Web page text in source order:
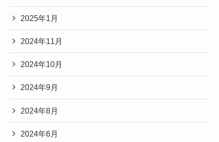
2025年1月
2024年11月
2024年10月
2024年9月
2024年8月
2024年6月